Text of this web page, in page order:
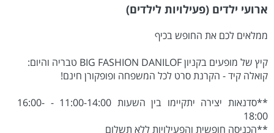
ארועי ילדים (פעילויות לילדים)
ממלאים לכם את החופש בכיף
קיץ של מופעים בקניון BIG FASHION DANILOF טבריה והיום:
קואלה קיד - הקרנת סרט לכל המשפחה ופופקורן חינם!
**סדנאות יצירה יתקיימו בין השעות 11:00-14:00 - 16:00-
18:00
**הכניסה חופשית והפעילויות ללא תשלום